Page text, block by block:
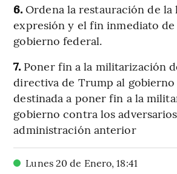
6.Ordena la restauración de la
expresión y el fin inmediato de
gobierno federal.
7. Poner fin a la militarización
directiva de Trump al gobierno
destinada a poner fin a la
gobierno contra los
administración anterior
Lunes 20 de Enero,18:41